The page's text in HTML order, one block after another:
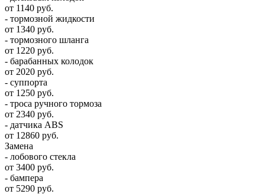
от 1140 руб.
- тормозной жидкости
от 1340 руб.
- тормозного шланга
от 1220 руб.
- барабанных колодок
от 2020 руб.
- суппорта
от 1250 руб.
- троса ручного тормоза
от 2340 руб.
- датчика ABS
от 12860 руб.
Замена
- лобового стекла
от 3400 руб.
- бампера
от 5290 руб.